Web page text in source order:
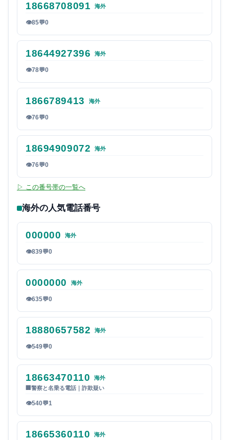
18668708091 海外
👁85💬0
18644927396 海外
👁78💬0
1866789413 海外
👁76💬0
18694909072 海外
👁76💬0
▷ この番号帯の一覧へ
海外の人気電話番号
000000 海外
👁839💬0
0000000 海外
👁635💬0
18880657582 海外
👁549💬0
18663470110
海外
警察と名乗る電話｜詐欺疑い
👁540💬1
18665360110
海外